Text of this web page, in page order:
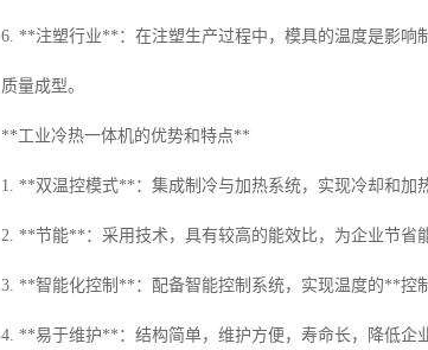
6. **注塑行业**：在注塑生产过程中，模具的温度是影响
质量成型。
**工业冷热一体机的优势和特点**
1. **双温控模式**：集成制冷与加热系统，实现冷却和加
2. **节能**：采用技术，具有较高的能效比，为企业节省
3. **智能化控制**：配备智能控制系统，实现温度的**控
4. **易于维护**：结构简单，维护方便，寿命长，降低企